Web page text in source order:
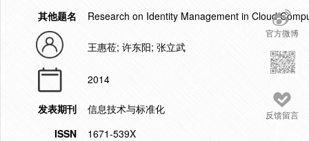
官方微博
反馈留言
其他题名 Research on Identity Management in Cloud
王惠莅; 许东阳; 张立武
2014
发表期刊
信息技术与标准化
ISSN
1671-539X